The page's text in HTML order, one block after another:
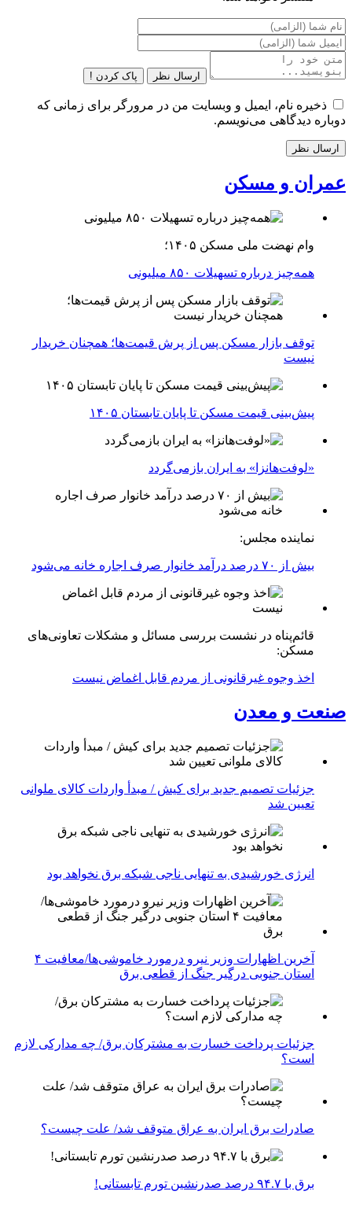
ارسال نظر پاک کردن !
ذخیره نام، ایمیل و وبسایت من در مرورگر برای زمانی که
دوباره دیدگاهی می‌نویسم.
عمران و مسکن
وام نهضت ملی مسکن ۱۴۰۵؛
همه‌چیز درباره تسهیلات ۸۵۰ میلیونی
توقف بازار مسکن پس از پرش قیمت‌ها؛ همچنان خریدار
نیست
پیش‌بینی قیمت مسکن تا پایان تابستان ۱۴۰۵
«لوفت‌هانزا» به ایران بازمی‌گردد
نماینده مجلس:
بیش از ۷۰ درصد درآمد خانوار صرف اجاره خانه می‌شود
قائم‌پناه در نشست بررسی مسائل و مشکلات تعاونی‌های
مسکن:
اخذ وجوه غیرقانونی از مردم قابل اغماض نیست
صنعت و معدن
جزئیات تصمیم جدید برای کیش / مبدأ واردات کالای ملوانی
تعیین شد
انرژی خورشیدی به تنهایی ناجی شبکه برق نخواهد بود
آخرین اظهارات وزیر نیرو درمورد خاموشی‌ها/معافیت ۴
استان جنوبی درگیر جنگ از قطعی برق
جزئیات پرداخت خسارت به مشترکان برق/ چه مدارکی لازم
است؟
صادرات برق ایران به عراق متوقف شد/ علت چیست؟
برق با ۹۴.۷ درصد صدرنشین تورم تابستانی!